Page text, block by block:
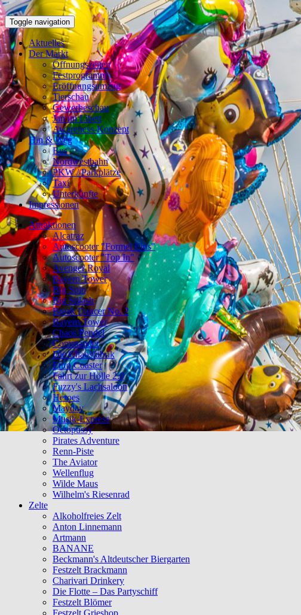
Toggle navigation
Aktuelles
Der Markt
Öffnungszeiten
Festprogramm
Eröffnungsumzug
Tierschau
Gewerbeschau
Jan un Libett
Awareness-Konzept
Hin & Weg
Bus
Nordwestbahn
PKW / Parkplätze
Taxi
Unterkünfte
Impressionen
Attraktionen
Alcatraz
Autoscooter "Formel Eins"
Autoscooter "Top In"
Avenger Royal
Bayern Tower
Big Spin
Big Splash
Break Dancer No. 2
Bayern Tower
Chaos Pendel
Commander
Die Chaosfabrik
Euro Coaster
Fahrt zur Hölle 2.0
Fuzzy's Lachsaloon
Heroes
Mayday
Musik-Express
Octopussy
Pirates Adventure
Renn-Piste
The Aviator
Wellenflug
Wilde Maus
Wilhelm's Riesenrad
Zelte
Alkoholfreies Zelt
Anton Linnemann
Artmann
BANANE
Beckmann's Altdeutscher Biergarten
Festzelt Brackmann
Charivari Drinkery
Die Flotte – Das Partyschiff
Festzelt Blömer
Festzelt Grieshop